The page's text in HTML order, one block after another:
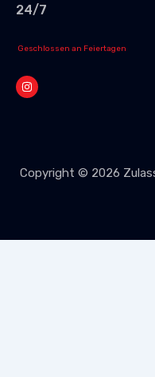
24/7
Geschlossen an Feiertagen
I
n
s
m
Copyright © 2026